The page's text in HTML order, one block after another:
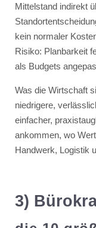
Mittelstand indirekt
kein normaler
Risiko: Planbarkeit
als Budgets
Was die Wirtschaft
niedrigere,
einfacher,
ankommen, wo
Handwerk, Logistik
3)